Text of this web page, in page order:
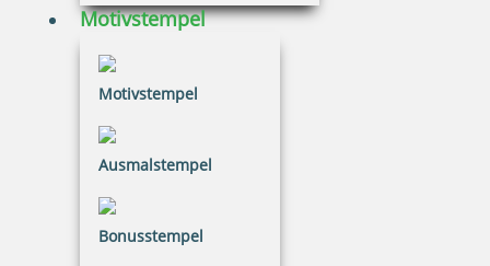
Motivstempel
Motivstempel
Ausmalstempel
Bonusstempel
Eco-Printy mit Text: E-Mail
20,26 €